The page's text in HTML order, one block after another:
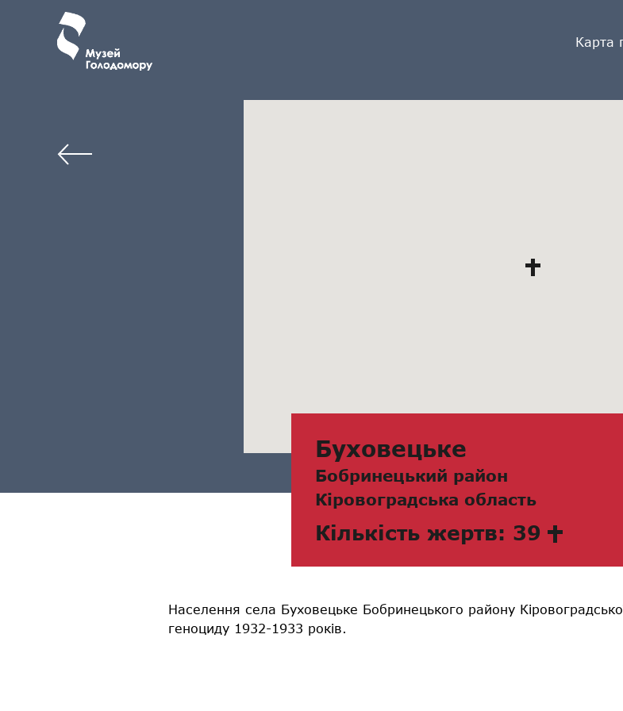
Карта
Буховецьке
Бобринецький район
Кіровоградська область
Кількість жертв: 39
Населення села Буховецьке Бобринецького району
геноциду 1932-1933 років.